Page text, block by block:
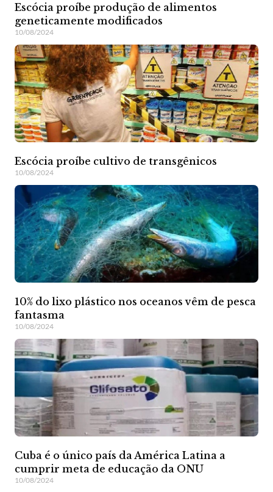
Escócia proíbe produção de alimentos
geneticamente modificados
10/08/2024
Escócia proíbe cultivo de transgênicos
10/08/2024
10% do lixo plástico nos oceanos vêm de pesca
fantasma
10/08/2024
Cuba é o único país da América Latina a
cumprir meta de educação da ONU
10/08/2024